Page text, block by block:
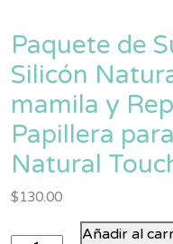
Paquete de
Silicón
mamila y
Papillera
Natural
$130.00
Paquete
Añadir al